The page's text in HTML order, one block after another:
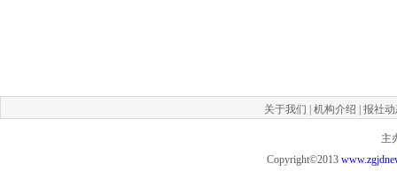
关于我们 机构介绍 报社
主
Copyright©2013